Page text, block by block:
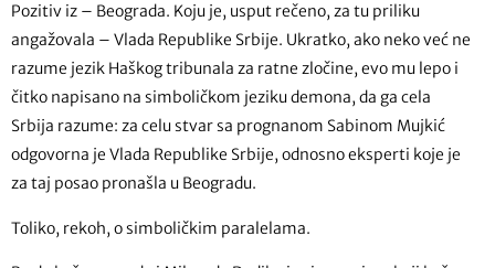
Pozitiv iz – Beograda. Koju je, usput rečeno, za tu priliku
angažovala – Vlada Republike Srbije. Ukratko, ako neko već ne
razume jezik Haškog tribunala za ratne zločine, evo mu lepo i
čitko napisano na simboličkom jeziku demona, da ga cela
Srbija razume: za celu stvar sa prognanom Sabinom Mujkić
odgovorna je Vlada Republike Srbije, odnosno eksperti koje je
za taj posao pronašla u Beogradu.
Toliko, rekoh, o simboličkim paralelama.